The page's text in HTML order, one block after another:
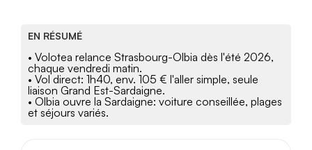
EN RÉSUMÉ
• Volotea relance Strasbourg-Olbia dès l'été 2026,
chaque vendredi matin.
• Vol direct: 1h40, env. 105 € l'aller simple, seule
liaison Grand Est-Sardaigne.
• Olbia ouvre la Sardaigne: voiture conseillée, plages
et séjours variés.